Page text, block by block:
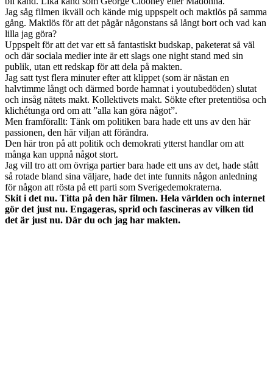
Jag såg filmen ikväll och kände mig uppspelt och maktlös på samma
gång. Maktlös för att det pågår någonstans så långt bort och vad kan
lilla jag göra?
Uppspelt för att det var ett så fantastiskt budskap, paketerat så väl
och där sociala medier inte är ett slags one night stand med sin
publik, utan ett redskap för att dela på makten.
Jag satt tyst flera minuter efter att klippet (som är nästan en
halvtimme långt och därmed borde hamnat i youtubedöden) slutat
och insåg nätets makt. Kollektivets makt. Sökte efter pretentiösa och
klichétunga ord om att ”alla kan göra något”.
Men framförallt: Tänk om politiken bara hade ett uns av den här
passionen, den här viljan att förändra.
Den här tron på att politik och demokrati ytterst handlar om att
många kan uppnå något stort.
Jag vill tro att om övriga partier bara hade ett uns av det, hade stått
så rotade bland sina väljare, hade det inte funnits någon anledning
för någon att rösta på ett parti som Sverigedemokraterna.
Skit i det nu. Titta på den här filmen. Hela världen och internet
gör det just nu. Engageras, sprid och fascineras av vilken tid
det är just nu. Där du och jag har makten.